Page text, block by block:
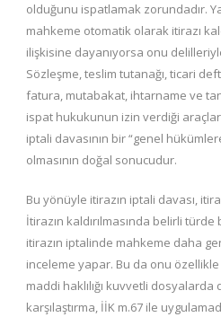
olduğunu ispatlamak zorundadır.
mahkeme otomatik olarak itirazı
ilişkisine dayanıyorsa onu
Sözleşme, teslim tutanağı, ticari
fatura, mutabakat, ihtarname ve
ispat hukukunun izin verdiği araçlar
iptali davasının bir “genel
olmasının doğal sonucudur.
Bu yönüyle itirazın iptali davası,
İtirazın kaldırılmasında belirli
itirazın iptalinde mahkeme daha
inceleme yapar. Bu da onu özellikle
maddi haklılığı kuvvetli
karşılaştırma, İİK m.67 ile